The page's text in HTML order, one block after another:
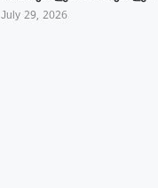
July 29, 2026